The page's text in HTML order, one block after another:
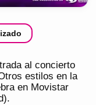
al concierto
estilos en la
en Movistar